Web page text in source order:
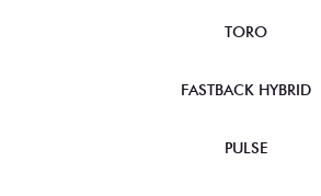
TORO
FASTBACK HYBRID
PULSE